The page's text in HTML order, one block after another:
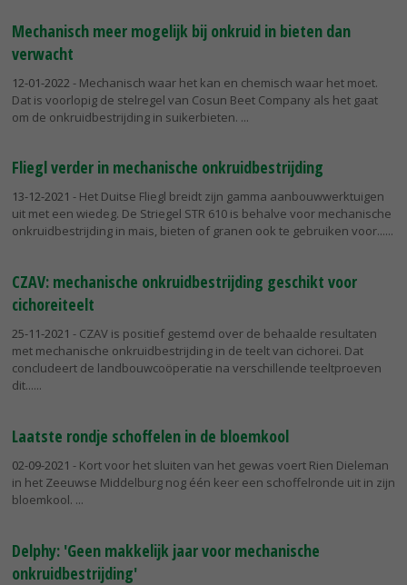
Mechanisch meer mogelijk bij onkruid in bieten dan
verwacht
12-01-2022 - Mechanisch waar het kan en chemisch waar het moet.
Dat is voorlopig de stelregel van Cosun Beet Company als het gaat
om de onkruidbestrijding in suikerbieten.
Fliegl verder in mechanische onkruidbestrijding
13-12-2021 - Het Duitse Fliegl breidt zijn gamma aanbouwwerktuigen
uit met een wiedeg. De Striegel STR 610 is behalve voor mechanische
onkruidbestrijding in mais, bieten of granen ook te gebruiken voor...
CZAV: mechanische onkruidbestrijding geschikt voor
cichoreiteelt
25-11-2021 - CZAV is positief gestemd over de behaalde resultaten
met mechanische onkruidbestrijding in de teelt van cichorei. Dat
concludeert de landbouwcoöperatie na verschillende teeltproeven
dit...
Laatste rondje schoffelen in de bloemkool
02-09-2021 - Kort voor het sluiten van het gewas voert Rien Dieleman
in het Zeeuwse Middelburg nog één keer een schoffelronde uit in zijn
bloemkool.
Delphy: 'Geen makkelijk jaar voor mechanische
onkruidbestrijding'